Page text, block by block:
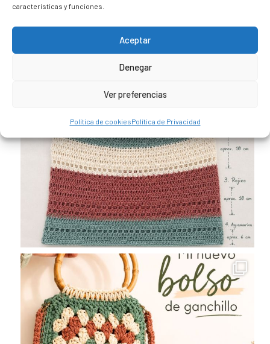
características y funciones.
Aceptar
Denegar
Ver preferencias
Política de cookiesPolítica de Privacidad